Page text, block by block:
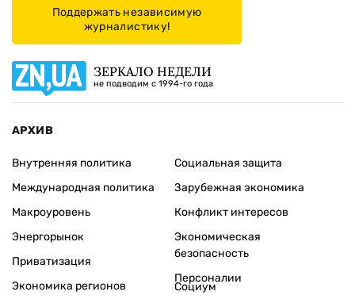
Поддержать независимую
журналистику!
ЗЕРКАЛО НЕДЕЛИ
не подводим с 1994-го года
АРХИВ
Внутренняя политика
Международная политика
Макроуровень
Энергорынок
Приватизация
Экономика регионов
Социальная защита
Зарубежная экономика
Конфликт интересов
Экономическая
безопасность
Персоналии
Социум